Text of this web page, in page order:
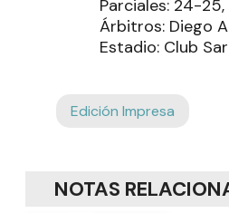
Parciales: 24-
Árbitros: Diego
Estadio: Club
Edición Impresa
NOTAS